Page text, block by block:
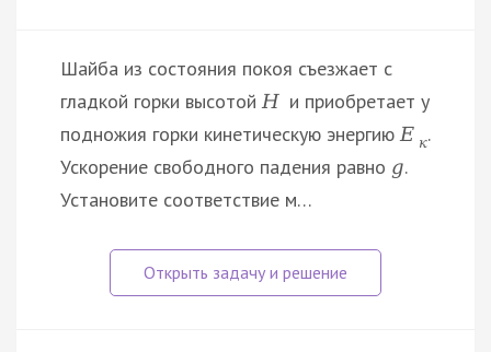
Шайба из состояния покоя съезжает с
гладкой горки высотойH и приобретает у
подножия горки кинетическую энергиюE к.
Ускорение свободного падения равно g.
Установите соответствие м…